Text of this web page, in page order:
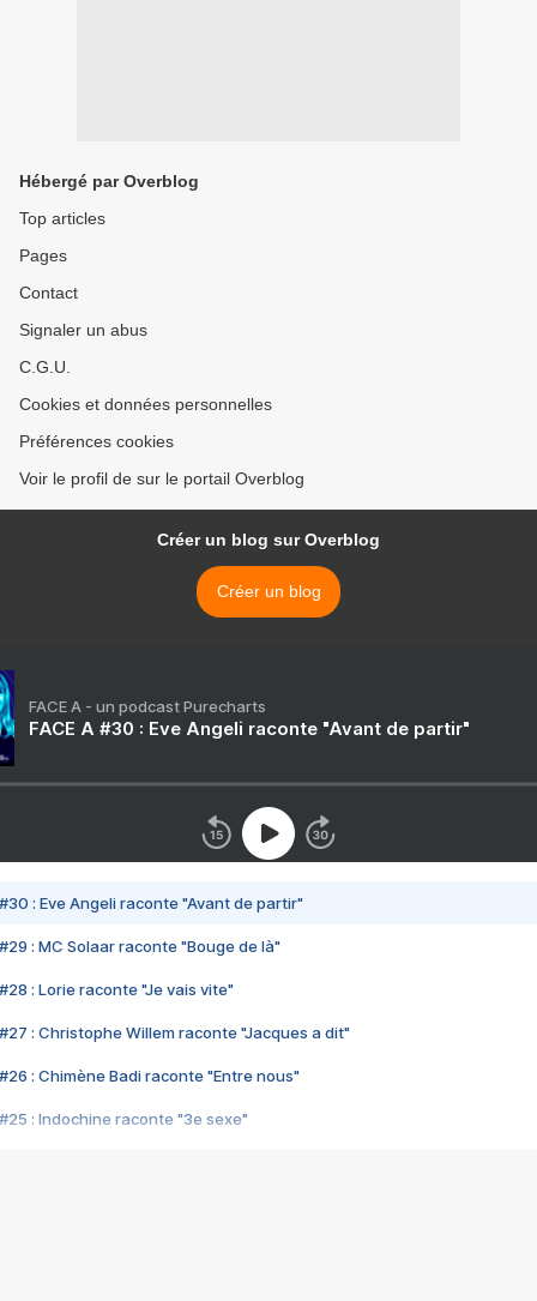
Hébergé par Overblog
Top articles
Pages
Contact
Signaler un abus
C.G.U.
Cookies et données personnelles
Préférences cookies
Voir le profil de sur le portail Overblog
Créer un blog sur Overblog
Créer un blog
FACE A - un podcast Purecharts
FACE A #30 : Eve Angeli raconte "Avant de partir"
#30 : Eve Angeli raconte "Avant de partir"
#29 : MC Solaar raconte "Bouge de là"
#28 : Lorie raconte "Je vais vite"
#27 : Christophe Willem raconte "Jacques a dit"
#26 : Chimène Badi raconte "Entre nous"
#25 : Indochine raconte "3e sexe"